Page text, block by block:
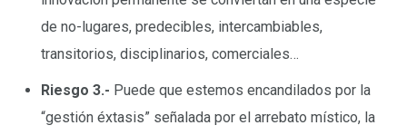
de no-lugares, predecibles, intercambiables,
transitorios, disciplinarios, comerciales…
Riesgo 3.- Puede que estemos encandilados por la
“gestión éxtasis” señalada por el arrebato místico, la